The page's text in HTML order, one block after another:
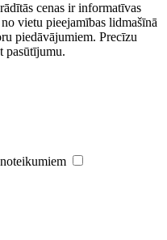
cenas ir ​informatīvas
​vietu pieejamības lidmašīnā
piedāvājumiem. Precīzu
pasūtījumu.